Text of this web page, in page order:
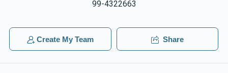
99-4322663
Create My Team Share